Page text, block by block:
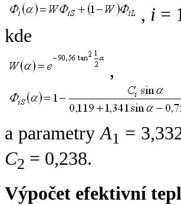
, i =
kde
,
a parametryA1 =
C2 = 0,238.
Výpočet efektivní